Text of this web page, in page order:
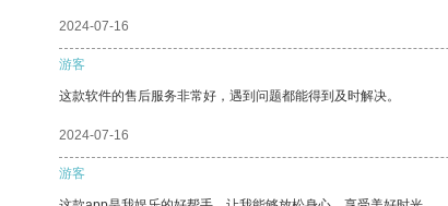
2024-07-16
游客
这款软件的售后服务非常好，遇到问题都能得到及时解决。
2024-07-16
游客